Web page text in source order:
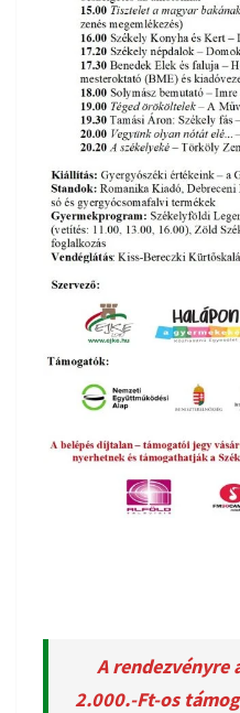
A rendezvényre
2.000.-Ft-os